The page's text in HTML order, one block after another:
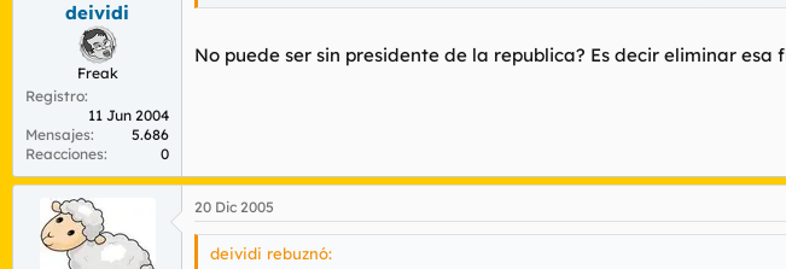
deividi
Freak
Registro
11 Jun 2004
Mensajes
5.686
Reacciones
0
No puede ser sin presidente de la republica? Es decir eliminar
20 Dic 2005
deividi rebuznó: